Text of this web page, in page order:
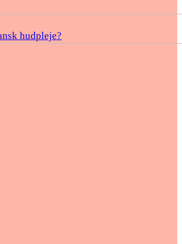
hudpleje?